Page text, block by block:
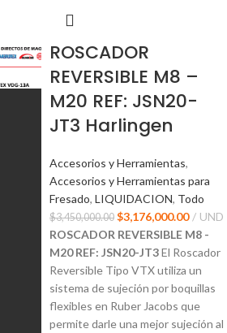
ROSCADOR
REVERSIBLE M8 –
M20 REF: JSN20-
JT3 Harlingen
Accesorios y Herramientas,
Accesorios y Herramientas para
Fresado, LIQUIDACION, Todo
$3,450,000.00 $3,176,000.00
UND
ROSCADOR REVERSIBLE M8 -
M20 REF: JSN20-JT3El Roscador
Reversible Tipo VTX utiliza un
sistema de sujeción por boquillas
flexibles en Ruber Jacobs que
permite darle una mejor sujeción al